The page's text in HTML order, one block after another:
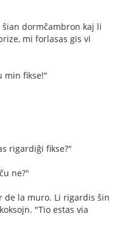
dormĉambron kaj li
mi forlasas gis vi
min fikse!"
rigardiĝi fikse?"
ne?"
de la muro. Li rigardis ŝin
"Tio estas via